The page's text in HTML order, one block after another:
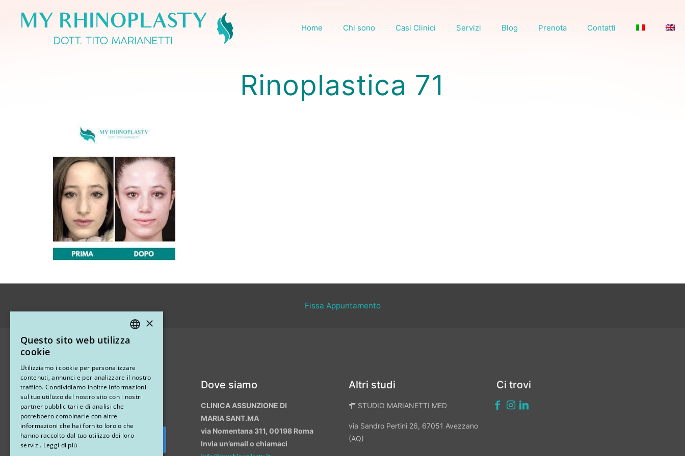
Home Chi sono Casi Clinici Servizi Blog Prenota Contatti
Rinoplastica 71
Fissa Appuntamento
Instagram Dove siamo
CLINICA ASSUNZIONE DI
MARIA SANT.MA
via Nomentana 311, 00198 Roma
Invia un’email o chiamaci
Altri studi
STUDIO MARIANETTI MED
via Sandro Pertini 26, 67051 Avezzano
(AQ)
Ci trovi
×
Questo sito web utilizza
cookie
Utilizziamo i cookie per personalizzare
contenuti, annunci e per analizzare il nostro
traffico. Condividiamo inoltre informazioni
sul tuo utilizzo del nostro sito con i nostri
partner pubblicitari e di analisi che
potrebbero combinarle con altre
informazioni che hai fornito loro o che
hanno raccolto dal tuo utilizzo dei loro
servizi. Leggi di più